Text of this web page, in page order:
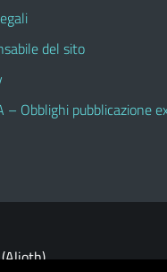
del sito
– Obblighi pubblicazione